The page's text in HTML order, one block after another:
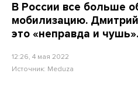
В России все больше
мобилизацию.
это «неправда и
12:26, 4 мая 2022
Источник: Meduza